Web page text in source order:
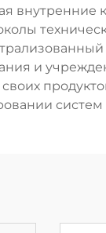
внутренние
и